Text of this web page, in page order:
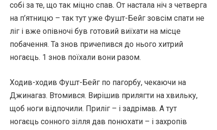
собі за те, що так міцно спав. От настала ніч з четверга
на п’ятницю – так тут уже Фушт-Бейг зовсім спати не
ліг і вже опівночі був готовий виїхати на місце
побачення. Та знов причепився до нього хитрий
ногаєць. 1 знов поїхали вони разом.
Ходив-ходив Фушт-Бейг по пагорбу, чекаючи на
Джинагаз. Втомився. Вирішив прилягти на хвильку,
щоб ноги відпочили. Приліг – і задрімав. А тут
ногаєць сонного зілля дав понюхати – і захропів